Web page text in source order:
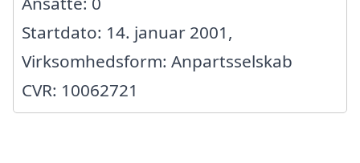
Startdato: 14. januar 2001,
Virksomhedsform: Anpartsselskab
CVR: 10062721